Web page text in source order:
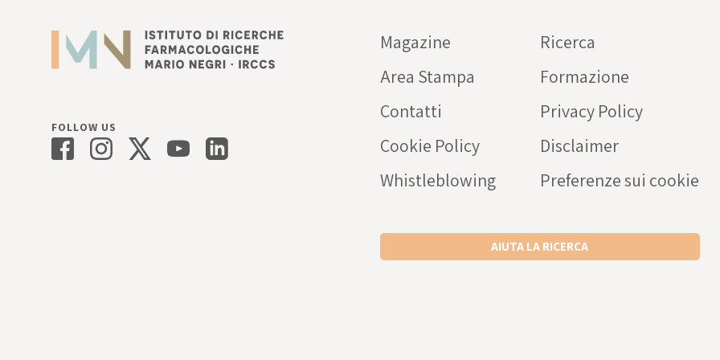
FOLLOW US
Magazine
Ricerca
Area Stampa
Formazione
Contatti
Privacy Policy
Cookie Policy
Disclaimer
Whistleblowing
Preferenze sui cookie
AIUTA LA RICERCA
Intercheck web:
rivolta a medici e operatori
prescrizione dei farmaci
nell’anziano.
SCARICA L’APP IPHONE